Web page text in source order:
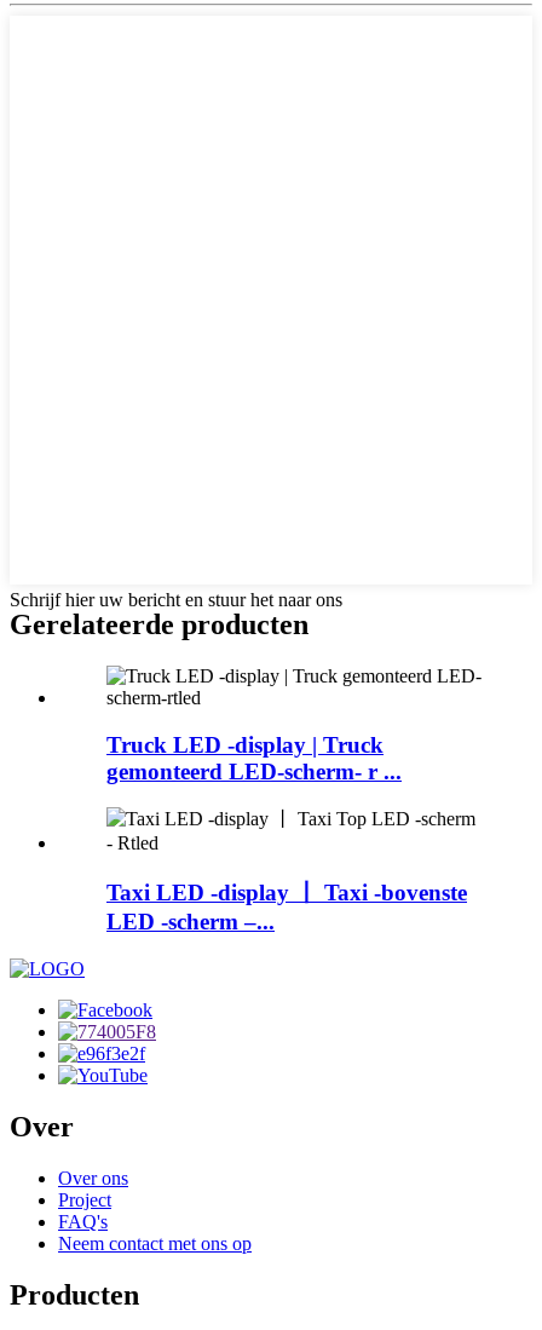
Schrijf hier uw bericht en stuur het naar ons
Gerelateerde producten
Truck LED -display | Truck
gemonteerd LED-scherm- r ...
Taxi LED -display 丨 Taxi -bovenste
LED -scherm –...
Over
Over ons
Project
FAQ's
Neem contact met ons op
Producten